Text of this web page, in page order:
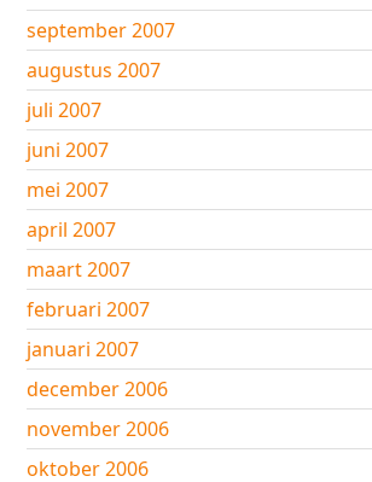
september 2007
augustus 2007
juli 2007
juni 2007
mei 2007
april 2007
maart 2007
februari 2007
januari 2007
december 2006
november 2006
oktober 2006